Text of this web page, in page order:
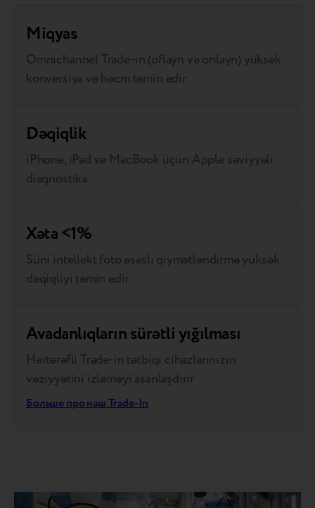
Miqyas
Omnichannel Trade-in (oflayn və onlayn) yüksək
konversiya və həcm təmin edir
Dəqiqlik
iPhone, iPad və MacBook üçün Apple səviyyəli
diaqnostika
Xəta <1%
Süni intellekt foto əsaslı qiymətləndirmə yüksək
dəqiqliyi təmin edir
Avadanlıqların sürətli yığılması
Hərtərəfli Trade-in tətbiqi cihazlarınızın
vəziyyətini izləməyi asanlaşdırır
Больше про наш Trade-In